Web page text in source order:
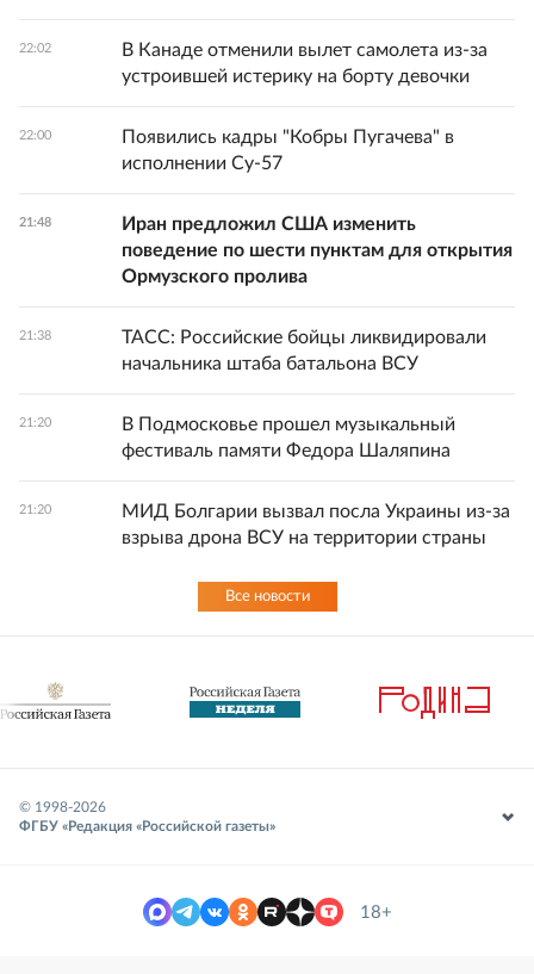
22:02
В Канаде отменили вылет самолета из-за
устроившей истерику на борту девочки
22:00
Появились кадры "Кобры Пугачева" в
исполнении Су-57
21:48
Иран предложил США изменить
поведение по шести пунктам для открытия
Ормузского пролива
21:38
ТАСС: Российские бойцы ликвидировали
начальника штаба батальона ВСУ
21:20
В Подмосковье прошел музыкальный
фестиваль памяти Федора Шаляпина
21:20
МИД Болгарии вызвал посла Украины из-за
взрыва дрона ВСУ на территории страны
Все новости
© 1998-2026
ФГБУ «Редакция «Российской газеты»
18+